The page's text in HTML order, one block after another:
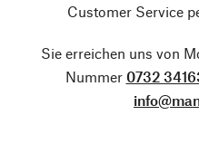
Customer Service
Sie erreichen uns von
Nummer 0732